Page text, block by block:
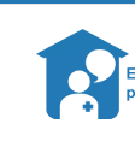
Skip
content